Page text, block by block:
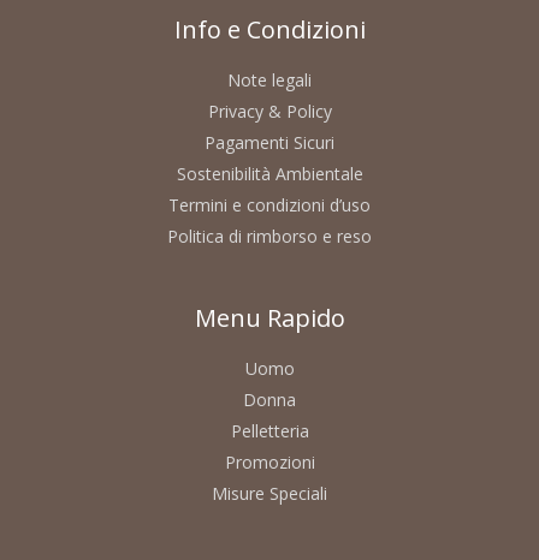
Info e Condizioni
Note legali
Privacy & Policy
Pagamenti Sicuri
Sostenibilità Ambientale
Termini e condizioni d’uso
Politica di rimborso e reso
Menu Rapido
Uomo
Donna
Pelletteria
Promozioni
Misure Speciali